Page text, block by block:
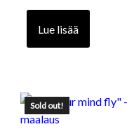
Lue lisää
Sold out!